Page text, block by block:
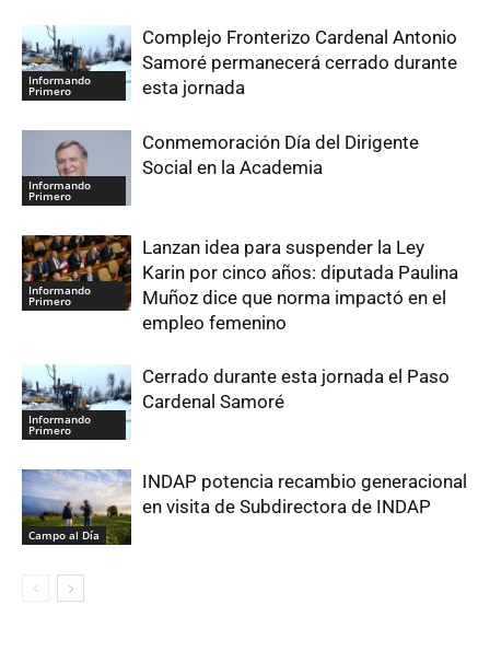
Informando
Primero
Complejo Fronterizo Cardenal Antonio
Samoré permanecerá cerrado durante
esta jornada
Informando
Primero
Conmemoración Día del Dirigente
Social en la Academia
Informando
Primero
Lanzan idea para suspender la Ley
Karin por cinco años: diputada Paulina
Muñoz dice que norma impactó en el
empleo femenino
Informando
Primero
Cerrado durante esta jornada el Paso
Cardenal Samoré
Campo al Día
INDAP potencia recambio generacional
en visita de Subdirectora de INDAP